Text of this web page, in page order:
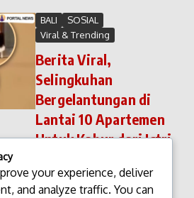
BALI
SOSIAL
Viral & Trending
Berita Viral,
Selingkuhan
Bergelantungan di
Lantai 10 Apartemen
Untuk Kabur dari Istri
Berita Viral, Selingkuhan
Bergelantungan di Lantai 10
your experience, deliver
and analyze traffic. You can